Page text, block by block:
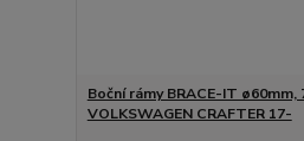
Boční rámy BRACE-IT ø60mm,
VOLKSWAGEN CRAFTER 17-